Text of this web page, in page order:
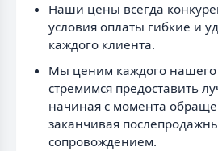
Наши цены всегда
условия оплаты гибкие и
каждого клиента.
Мы ценим каждого нашего
стремимся предоставить
начиная с момента
заканчивая
сопровождением.